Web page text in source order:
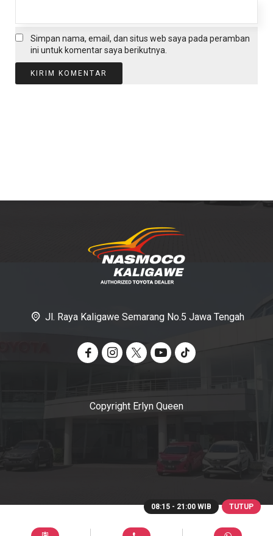
08:15 - 21:00 WIB TUTUP
Simpan nama, email, dan situs web saya pada peramban
ini untuk komentar saya berikutnya.
Jl. Raya Kaligawe Semarang No.5 Jawa Tengah
Copyright Erlyn Queen